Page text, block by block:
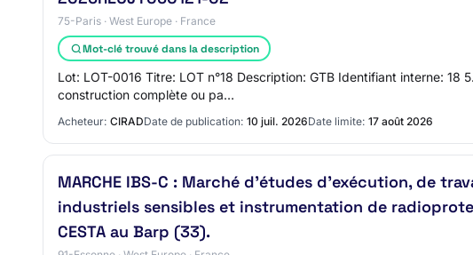
75-Paris · West Europe · France
Mot-clé trouvé dans la description
Lot: LOT-0016 Titre: LOT n°18 Description: GTB Identifiant interne:
construction complète ou pa…
Acheteur: CIRADDate de publication: 10 juil. 2026Date limite: 17 août 2026
MARCHE IBS-C : Marché d'études d'exécution, de
industriels sensibles et instrumentation de
CESTA au Barp (33).